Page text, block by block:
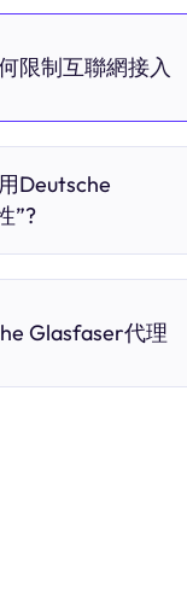
限制互聯網接入
Deutsche
”?
Glasfaser代理